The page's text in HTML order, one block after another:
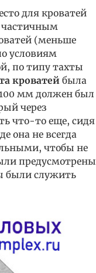
для кроватей
частичным
(меньше
условиям
по типу тахты
кроватей была
мм должен был
через
что-то еще, сидя
она не всегда
чтобы не
предусмотрены
были служить